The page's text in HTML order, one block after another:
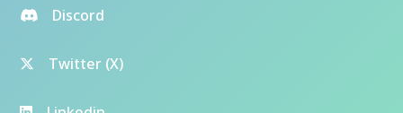
Discord
Twitter (X)